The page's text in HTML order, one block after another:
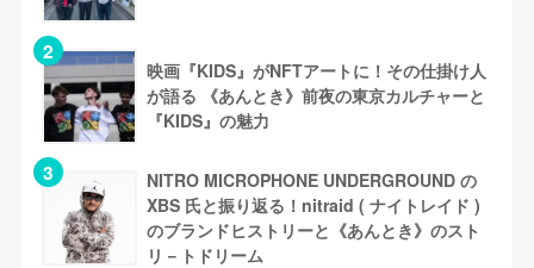
映画『KIDS』がNFTアートに！その仕掛け人
が語る 《あんとき》前夜の東京カルチャーと
『KIDS』の魅力
NITRO MICROPHONE UNDERGROUND の
XBS 氏と振り返る！nitraid ( ナイトレイド )
のブランドヒストリーと《あんとき》のスト
リ－トドリーム